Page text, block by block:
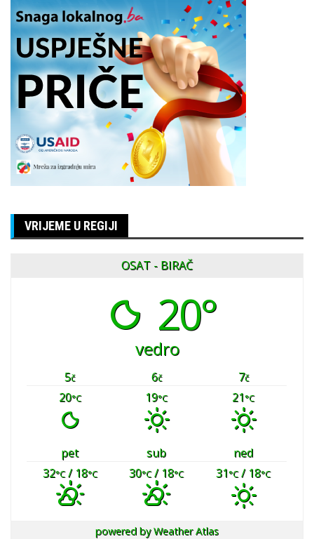
VRIJEME U REGIJI
OSAT - BIRAČ
20°
vedro
5č 6č 7č
20°C 19°C 21°C
pet sub
ned
32°C/ 18°C 30°C/ 18°C 31°C/ 18°C
powered byWeather Atlas